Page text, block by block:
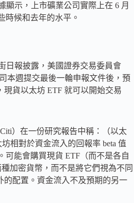
示，上市礦業公司實際上在 6 月
時候和去年的水平。
日報披露，美國證券交易委員會
本週提交最後一輪申報文件後，預
貨以太坊 ETF 就可以開始交易
）在一份研究報告中稱：（以太
相對於資金流入的回報率 beta 值
可能會購買現貨 ETF（而不是各自
加密貨幣，而不是將它們視為不同
的配置。資金流入不及預期的另一